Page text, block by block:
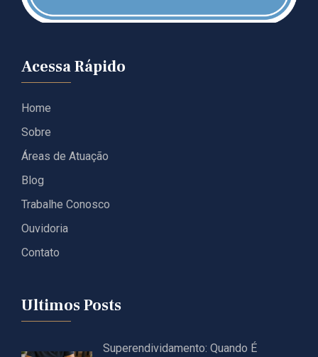
Acessa Rápido
Home
Sobre
Áreas de Atuação
Blog
Trabalhe Conosco
Ouvidoria
Contato
Ultimos Posts
Superendividamento: Quando É